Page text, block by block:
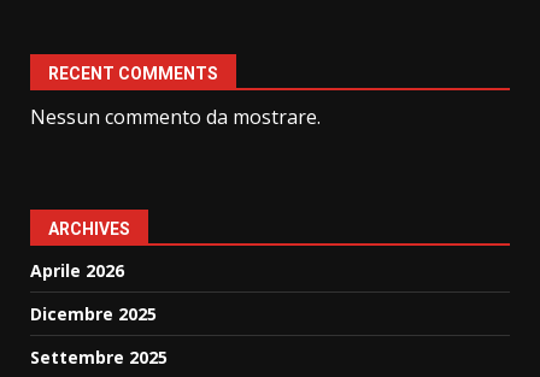
RECENT COMMENTS
Nessun commento da mostrare.
ARCHIVES
Aprile 2026
Dicembre 2025
Settembre 2025